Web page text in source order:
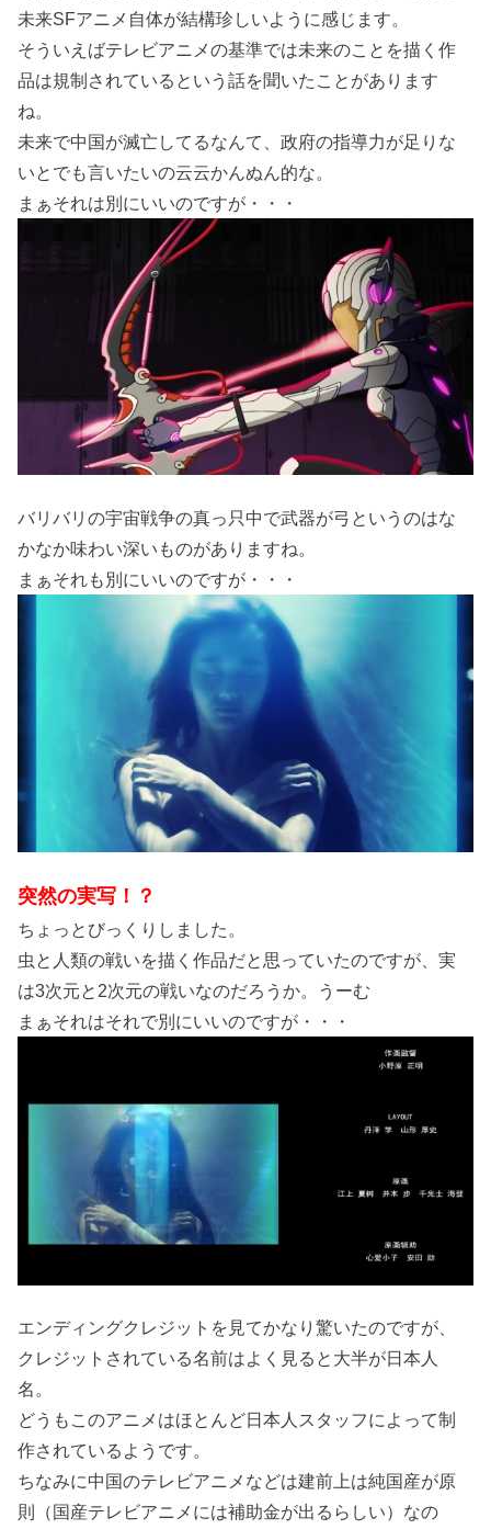
未来SFアニメ自体が結構珍しいように感じます。
そういえばテレビアニメの基準では未来のことを描く作
品は規制されているという話を聞いたことがあります
ね。
未来で中国が滅亡してるなんて、政府の指導力が足りな
いとでも言いたいの云云かんぬん的な。
まぁそれは別にいいのですが・・・
バリバリの宇宙戦争の真っ只中で武器が弓というのはな
かなか味わい深いものがありますね。
まぁそれも別にいいのですが・・・
突然の実写！？
ちょっとびっくりしました。
虫と人類の戦いを描く作品だと思っていたのですが、実
は3次元と2次元の戦いなのだろうか。うーむ
まぁそれはそれで別にいいのですが・・・
エンディングクレジットを見てかなり驚いたのですが、
クレジットされている名前はよく見ると大半が日本人
名。
どうもこのアニメはほとんど日本人スタッフによって制
作されているようです。
ちなみに中国のテレビアニメなどは建前上は純国産が原
則（国産テレビアニメには補助金が出るらしい）なの